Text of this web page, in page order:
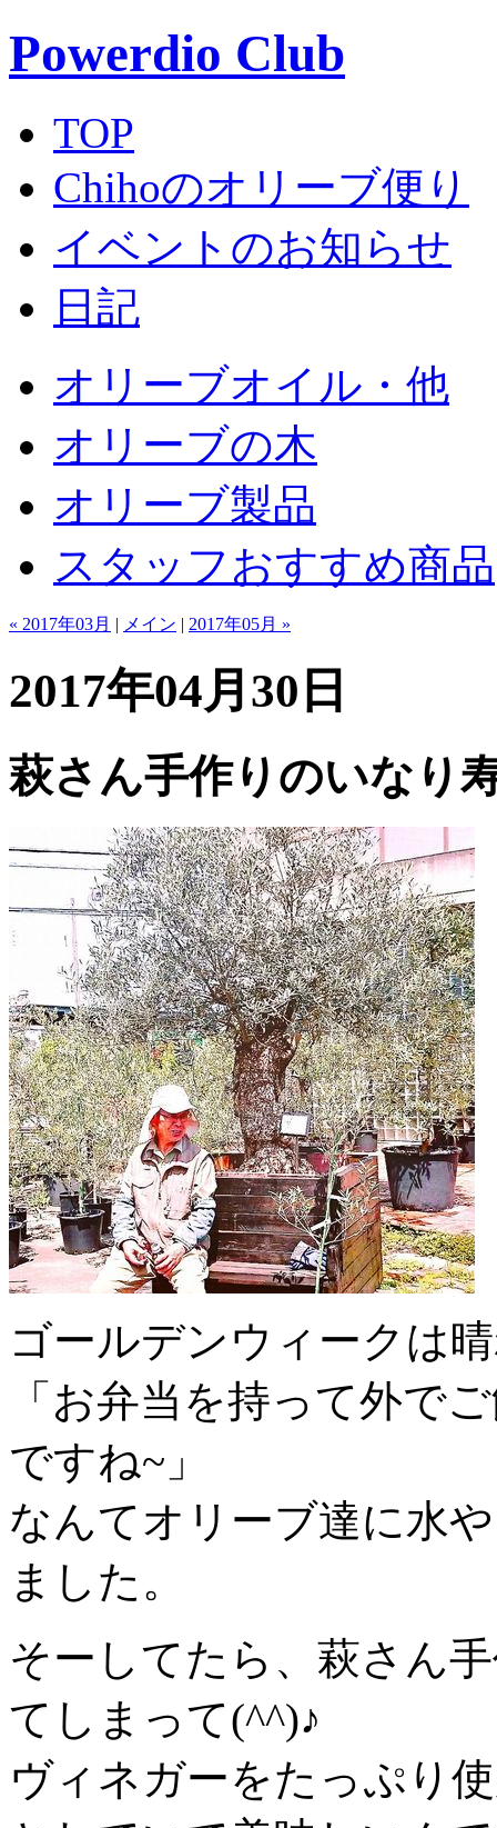
Powerdio Club
TOP
Chihoのオリーブ便り
イベントのお知らせ
日記
オリーブオイル・他
オリーブの木
オリーブ製品
スタッフおすすめ商品
« 2017年03月 | メイン | 2017年05月 »
2017年04月30日
萩さん手作りのいなり
ゴールデンウィークは
「お弁当を持って外で
ですね~」
なんてオリーブ達に水
ました。
そーしてたら、萩さん
てしまって(^^)♪
ヴィネガーをたっぷり